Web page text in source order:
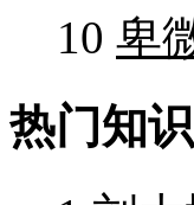
10 卑
热门知识